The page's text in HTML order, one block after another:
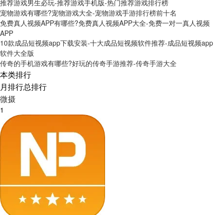
推荐游戏男生必玩-推荐游戏手机版-热门推荐游戏排行榜
宠物游戏有哪些?宠物游戏大全-宠物游戏手游排行榜前十名
免费真人视频APP有哪些?免费真人视频APP大全-免费一对一真人视频
APP
10款成品短视频app下载安装-十大成品短视频软件推荐-成品短视频app
软件大全版
传奇的手机游戏有哪些?好玩的传奇手游推荐-传奇手游大全
本类排行
月排行总排行
微摄
1